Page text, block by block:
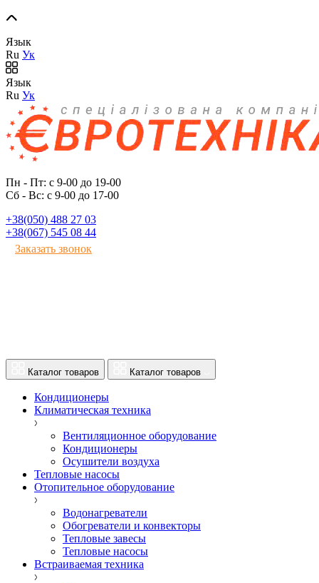
Язык
Ru Ук
Язык
Ru Ук
Пн - Пт: с 9-00 до 19-00
Сб - Вс: с 9-00 до 17-00
+38(050) 488 27 03
+38(067) 545 08 44
Заказать звонок
Каталог товаров Каталог товаров
Кондиционеры
Климатическая техника
Вентиляционное оборудование
Кондиционеры
Осушители воздуха
Тепловые насосы
Отопительное оборудование
Водонагреватели
Обогреватели и конвекторы
Тепловые завесы
Тепловые насосы
Встраиваемая техника